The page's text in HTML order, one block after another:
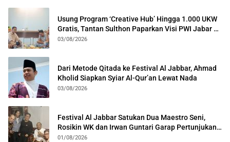
Usung Program ‘Creative Hub’ Hingga 1.000 UKW
Gratis, Tantan Sulthon Paparkan Visi PWI Jabar di
Kota Bogor
03/08/2026
Dari Metode Qitada ke Festival Al Jabbar, Ahmad
Kholid Siapkan Syiar Al-Qur’an Lewat Nada
03/08/2026
Festival Al Jabbar Satukan Dua Maestro Seni,
Rosikin WK dan Irwan Guntari Garap Pertunjukan
Kolosal
01/08/2026